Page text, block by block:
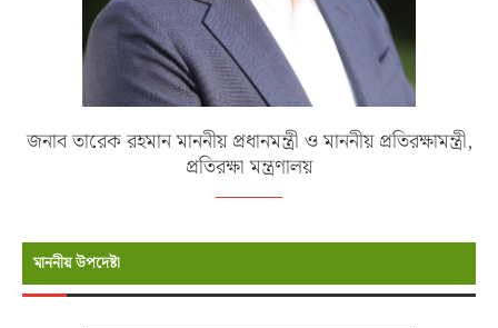
জনাব তারেক রহমান মাননীয় প্রধানমন্ত্রী ও মাননীয় প্রতিরক্ষামন্ত্রী,
প্রতিরক্ষা মন্ত্রণালয়
মাননীয় উপদেষ্টা